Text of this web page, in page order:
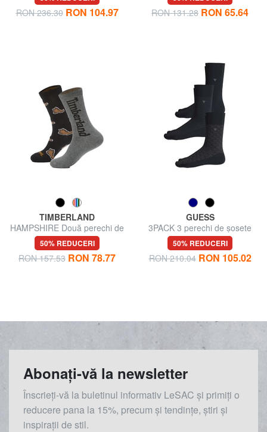
RON 236.30 RON 104.97 RON 131.28 RON 65.64
TIMBERLAND
HAMPSHIRE Două perechi de
șosete
50% REDUCERI
RON 157.53 RON 78.77
GUESS
3PACK 3 perechi de șosete
50% REDUCERI
RON 210.04 RON 105.02
Abonați-vă la newsletter
Înscrieți-vă la buletinul informativ LeSAC și primiți o
reducere pana la 15%, precum și tendințe, știri și
inspirații de stil.